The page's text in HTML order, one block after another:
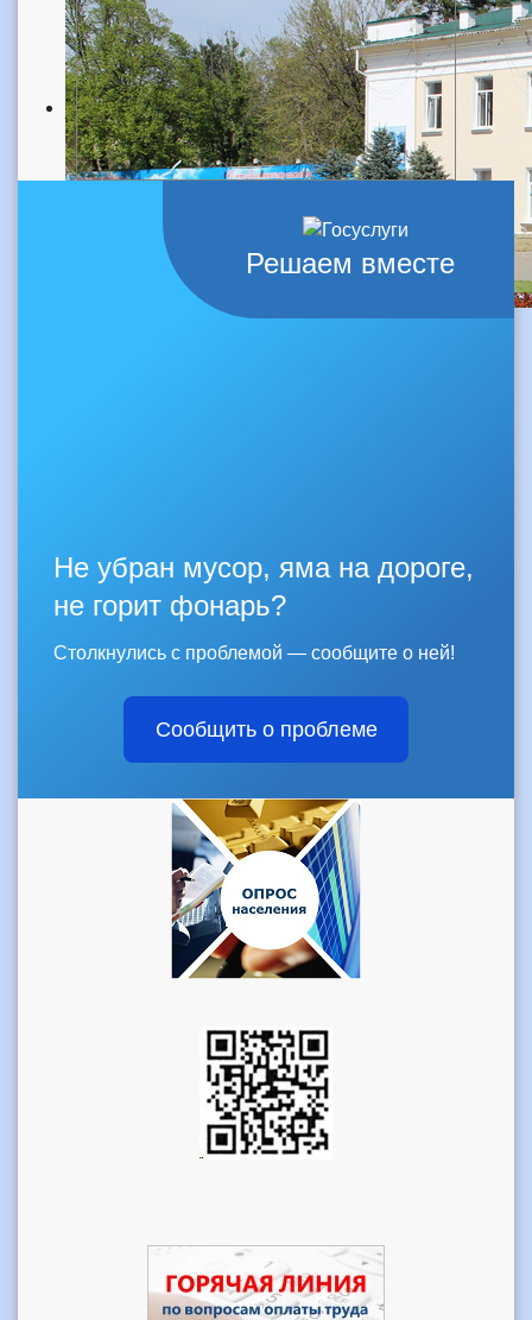
Решаем вместе
Не убран мусор, яма на дороге,
не горит фонарь?
Столкнулись с проблемой — сообщите о ней!
Сообщить о проблеме